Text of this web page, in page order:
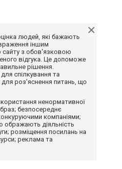
людей, які бажають
іншим
сайту з обов'язковою
відгука. Це допоможе
рішення.
спілкування та
роз'яснення питань, що
ненормативної
безпосереднє
компаніями;
ображають діяльність
розміщення посилань на
реклама та